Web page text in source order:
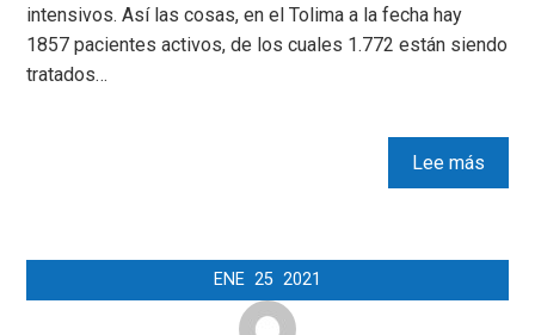
intensivos. Así las cosas, en el Tolima a la fecha hay
1857 pacientes activos, de los cuales 1.772 están siendo
tratados…
Lee más
ENE 25 2021